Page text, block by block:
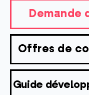
Demande
Offres de
Guide